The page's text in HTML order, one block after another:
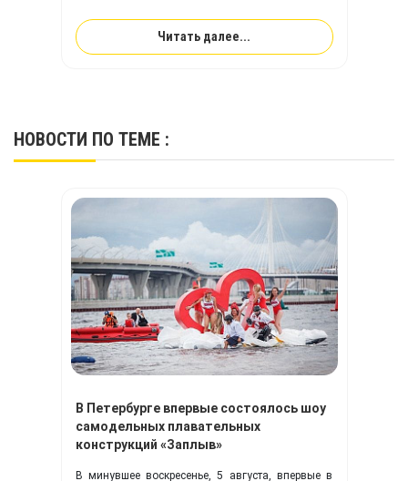
идеально подходит для изготовления надувного
оборудования, и превосходит привычную ПВХ-
ткань по многим ключевым показателям.
Читать далее...
НОВОСТИ ПО ТЕМЕ :
В Петербурге впервые состоялось шоу
самодельных плавательных
конструкций «Заплыв»
В минувшее воскресенье, 5 августа, впервые в